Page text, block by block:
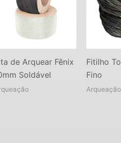
de Arquear Fênix
Soldável
Fitilho
Fino
Arqueação